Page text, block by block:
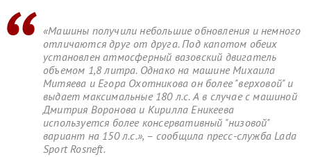
«Машины получили небольшие обновления и немного
отличаются друг от друга. Под капотом обеих
установлен атмосферный вазовский двигатель
объемом 1,8 литра. Однако на машине Михаила
Митяева и Егора Охотникова он более "верховой" и
выдает максимальные 180 л.с. А в случае с машиной
Дмитрия Воронова и Кирилла Еникеева
используется более консервативный "низовой"
вариант на 150 л.с.», – сообщила пресс-служба Lada
Sport Rosneft.